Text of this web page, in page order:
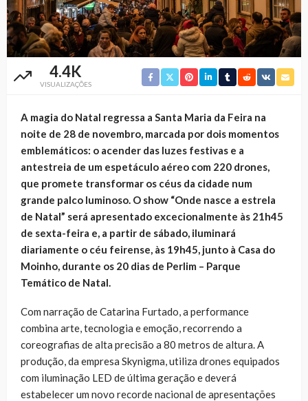
4.4K
VISUALIZAÇÕES
A magia do Natal regressa a Santa Maria da Feira na
noite de 28 de novembro, marcada por dois momentos
emblemáticos: o acender das luzes festivas e a
antestreia de um espetáculo aéreo com 220 drones,
que promete transformar os céus da cidade num
grande palco luminoso. O show “Onde nasce a estrela
de Natal” será apresentado excecionalmente às 21h45
de sexta-feira e, a partir de sábado, iluminará
diariamente o céu feirense, às 19h45, junto à Casa do
Moinho, durante os 20 dias de Perlim – Parque
Temático de Natal.
Com narração de Catarina Furtado, a performance
combina arte, tecnologia e emoção, recorrendo a
coreografias de alta precisão a 80 metros de altura. A
produção, da empresa Skynigma, utiliza drones equipados
com iluminação LED de última geração e deverá
estabelecer um novo recorde nacional de apresentações